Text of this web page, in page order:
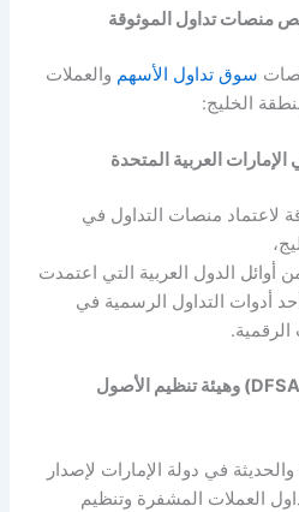
منصات تداول الموثوقة
سوق تداول الأسهموالعملات
الخليج:
العربية المتحدة
لاعتماد منصات التداول في
أوائل الدول العربية التي اعتمدت
أدوات التداول الرسمية في
سلطة دبي للخدمات المالية (DFSA) وهيئة تنظيم الأصول
في دولة الإمارات لإصدار
العملات المشفرة وتنظيم